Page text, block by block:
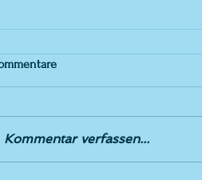
Einladung 5.5.26
Kommentar verfassen...